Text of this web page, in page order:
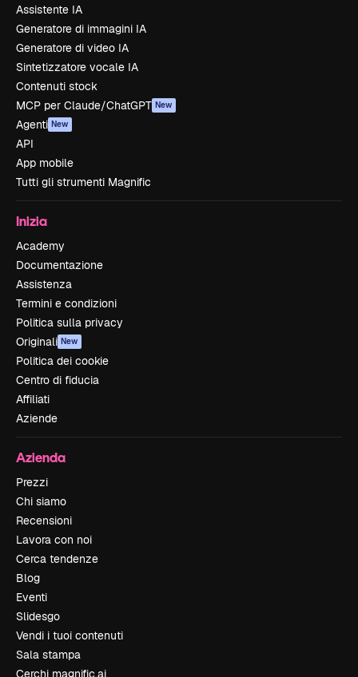
Assistente IA
Generatore di immagini IA
Generatore di video IA
Sintetizzatore vocale IA
Contenuti stock
MCP per Claude/ChatGPT New
Agenti New
API
App mobile
Tutti gli strumenti Magnific
Inizia
Academy
Documentazione
Assistenza
Termini e condizioni
Politica sulla privacy
Originali New
Politica dei cookie
Centro di fiducia
Affiliati
Aziende
Azienda
Prezzi
Chi siamo
Recensioni
Lavora con noi
Cerca tendenze
Blog
Eventi
Slidesgo
Vendi i tuoi contenuti
Sala stampa
Cerchi magnific.ai